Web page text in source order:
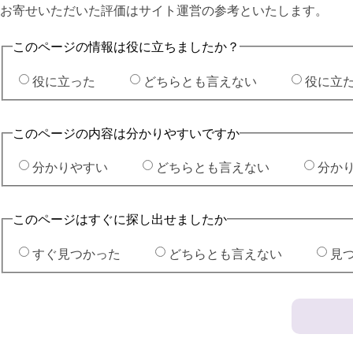
お寄せいただいた評価はサイト運営の参考といたします。
このページの情報は役に立ちましたか？
役に立った
どちらとも言えない 役に立
このページの内容は分かりやすいですか
分かりやすい
どちらとも言えない 分か
このページはすぐに探し出せましたか
すぐ見つかった
どちらとも言えない 見